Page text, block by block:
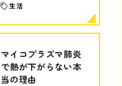
生活
マイコプラズマ肺炎
で熱が下がらない本
当の理由